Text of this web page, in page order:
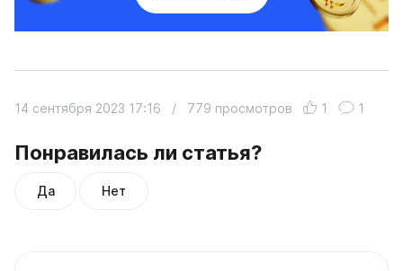
Понравилась ли статья?
Да Нет
14 сентября 2023 17:16 / 779 просмотров 1 1